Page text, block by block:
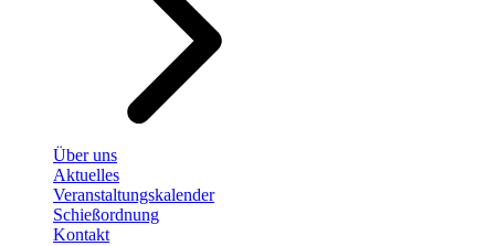
Über uns
Aktuelles
Veranstaltungskalender
Schießordnung
Kontakt